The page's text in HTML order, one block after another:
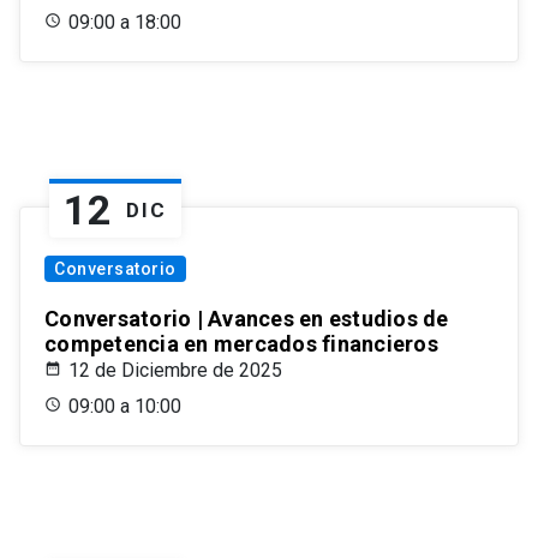
09:00 a 18:00
12 DIC
Conversatorio
Conversatorio | Avances en estudios de
competencia en mercados financieros
12 de Diciembre de 2025
09:00 a 10:00